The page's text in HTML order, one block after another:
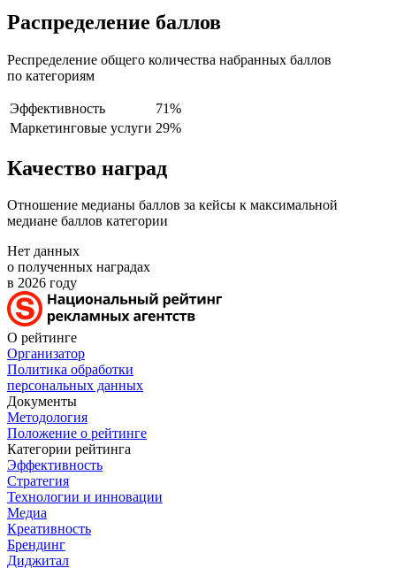
Распределение баллов
Респределение общего количества набранных баллов
по категориям
Эффективность
71%
Маркетинговые услуги 29%
Качество наград
Отношение медианы баллов за кейсы к максимальной
медиане баллов категории
Нет данных
о полученных наградах
в 2026 году
О рейтинге
Организатор
Политика обработки
персональных данных
Документы
Методология
Положение о рейтинге
Категории рейтинга
Эффективность
Стратегия
Технологии и инновации
Медиа
Креативность
Брендинг
Диджитал